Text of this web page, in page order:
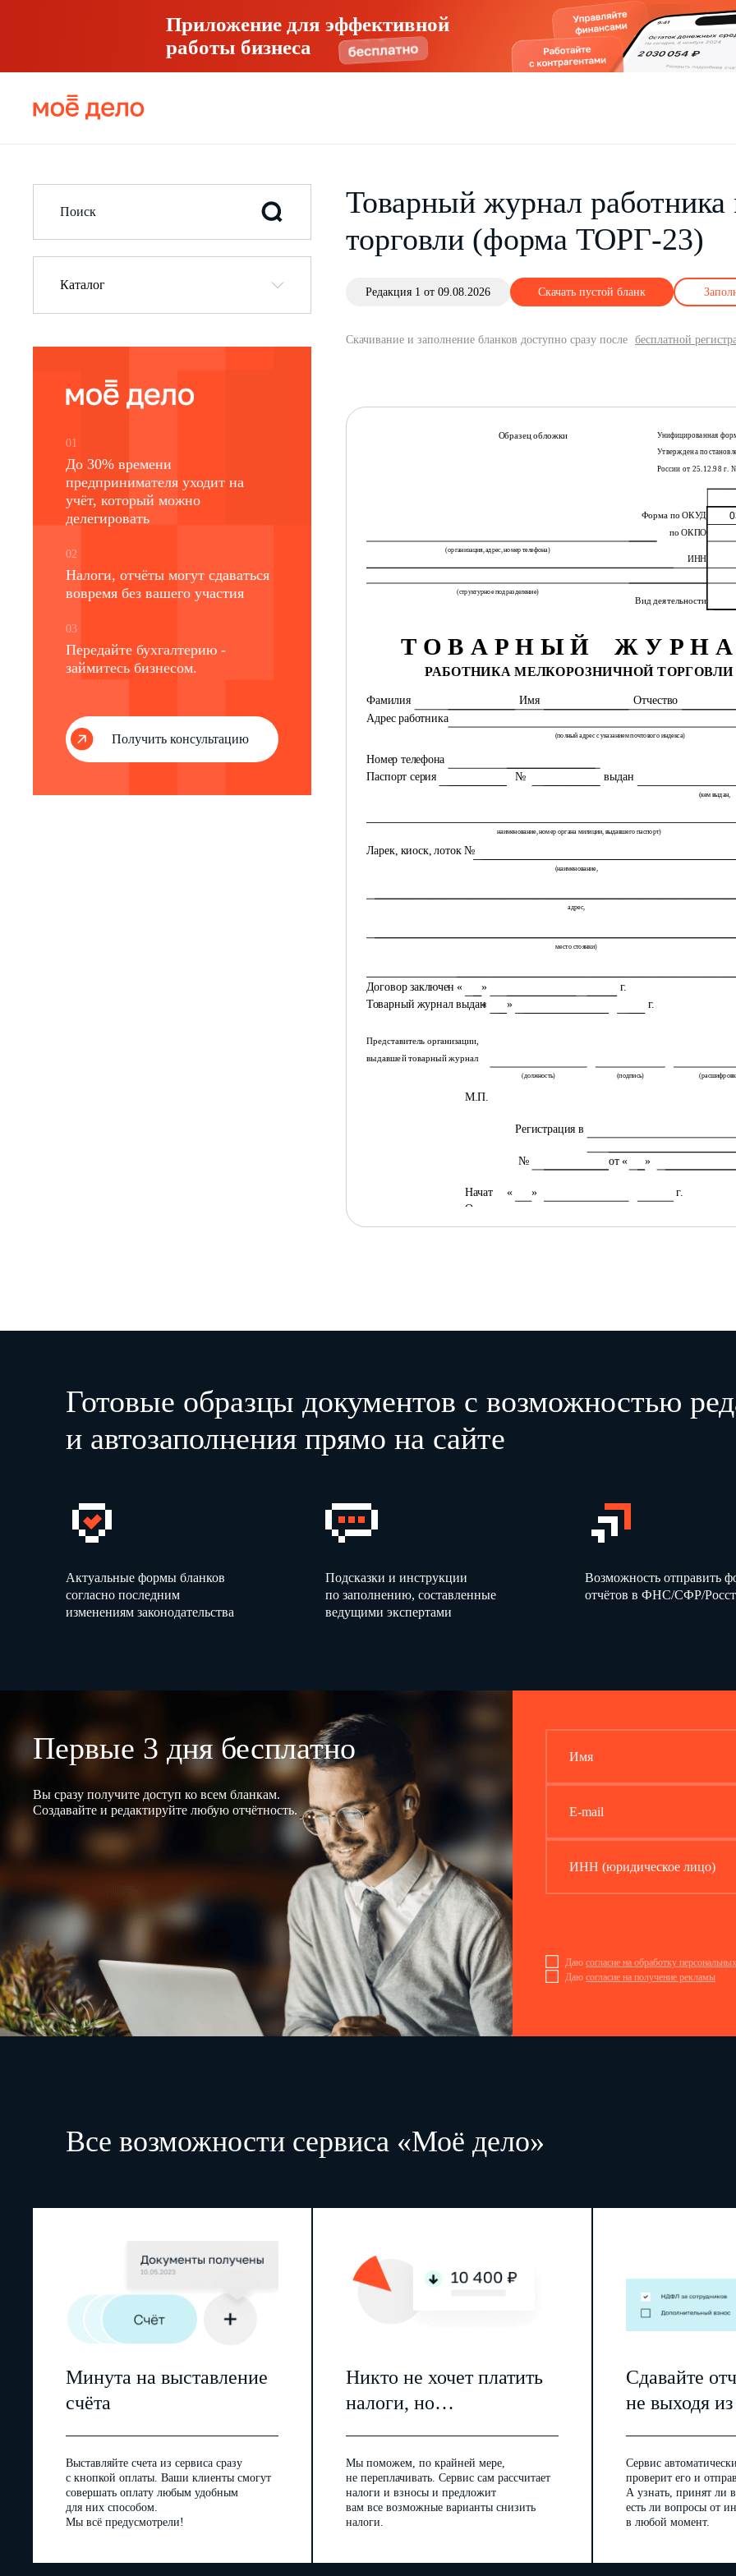
Приложение для эффективной
работы бизнеса
Каталог
01
До 30% времени
предпринимателя уходит на
учёт, который можно
делегировать
02
Налоги, отчёты могут сдаваться
вовремя без вашего участия
03
Передайте бухгалтерию -
займитесь бизнесом.
Получить консультацию
Товарный журнал работника
торговли (форма ТОРГ-23)
Редакция 1 от 09.08.2026 Скачать пустой бланк
Скачивание и заполнение бланков доступно сразу после бесплатной
Образец обложки Унифицированная
Утверждена
России от 25.12.98 г.
Форма по ОКУД
по ОКПО
(организация, адрес, номер телефона)
ИНН
(структурное подразделение)
Вид деятельности
Т О В А Р Н Ы Й Ж У Р Н
РАБОТНИКА МЕЛКОРОЗНИЧНОЙ ТОРГОВЛИ
Фамилия Имя
Отчество
Адрес работника
(полный адрес с указанием почтового индекса)
Номер телефона
Паспорт серия
№ выдан
(кем выдан,
наименование, номер органа милиции, выдавшего паспорт)
Ларек, киоск, лоток №
(наименование,
адрес,
место стоянки)
Договор заключен « »
г.
Товарный журнал выдан« » г.
Представитель организации,
выдавшей товарный журнал
(должность) (подпись)
М.П.
Регистрация в
№ от « »
Начат « »
г.
Окончен
Дата
доку-
Содержание записи
ценам, руб. коп.
под-
1 2 3
Готовые образцы документов с возможностью
и автозаполнения прямо на сайте
Актуальные формы бланков
согласно последним
изменениям законодательства
Подсказки и инструкции
по заполнению, составленные
ведущими экспертами
Возможность отправить
отчётов в ФНС/СФР/
Первые 3 дня бесплатно
Вы сразу получите доступ ко всем бланкам.
Создавайте и редактируйте любую отчётность.
Имя
E-mail
ИНН (юридическое лицо)
Даю согласие на обработку
Даю согласие на получение рекламы
Все возможности сервиса «Моё дело»
Минута на выставление
счёта
Выставляйте счета из сервиса сразу
с кнопкой оплаты. Ваши клиенты смогут
совершать оплату любым удобным
для них способом.
Мы всё предусмотрели!
Никто не хочет платить
налоги, но…
Мы поможем, по крайней мере,
не переплачивать. Сервис сам рассчитает
налоги и взносы и предложит
вам все возможные варианты снизить
налоги.
Сдавайте
не выходя
Сервис
проверит его и
А узнать, принят ли
есть ли вопросы от
в любой момент.